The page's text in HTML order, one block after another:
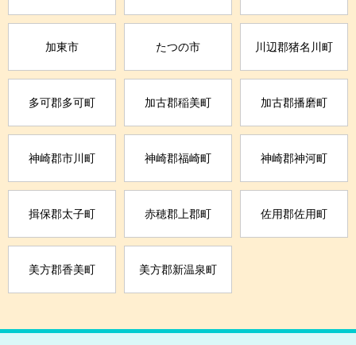
加東市 たつの市 川辺郡猪名川町
多可郡多可町 加古郡稲美町 加古郡播磨町
神崎郡市川町 神崎郡福崎町 神崎郡神河町
揖保郡太子町 赤穂郡上郡町 佐用郡佐用町
美方郡香美町 美方郡新温泉町